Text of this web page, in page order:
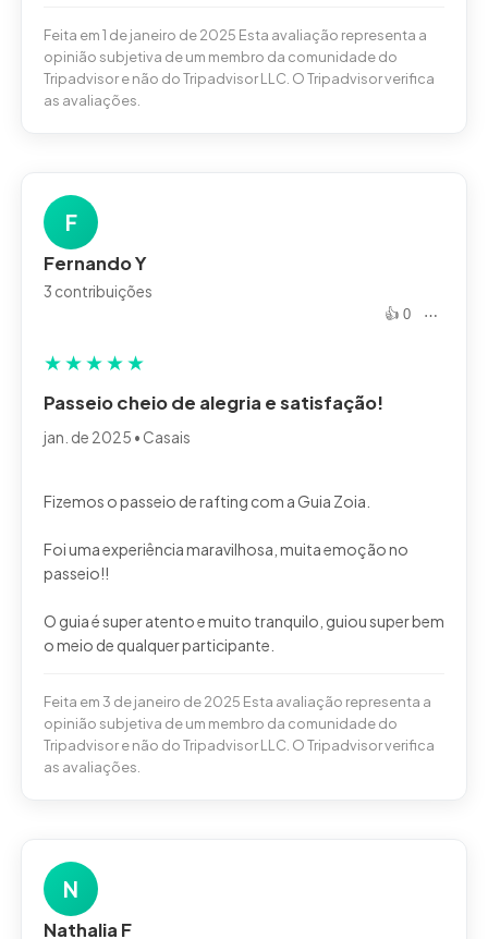
Feita em 1 de janeiro de 2025 Esta avaliação representa a
opinião subjetiva de um membro da comunidade do
Tripadvisor e não do Tripadvisor LLC. O Tripadvisor verifica
as avaliações.
F
Fernando Y
3 contribuições
👍 0 ⋯
★★★★★
Passeio cheio de alegria e satisfação!
jan. de 2025 • Casais
Fizemos o passeio de rafting com a Guia Zoia.
Foi uma experiência maravilhosa, muita emoção no
passeio!!
O guia é super atento e muito tranquilo, guiou super bem
Feita em 3 de janeiro de 2025 Esta avaliação representa a
opinião subjetiva de um membro da comunidade do
Tripadvisor e não do Tripadvisor LLC. O Tripadvisor verifica
as avaliações.
N
Nathalia F